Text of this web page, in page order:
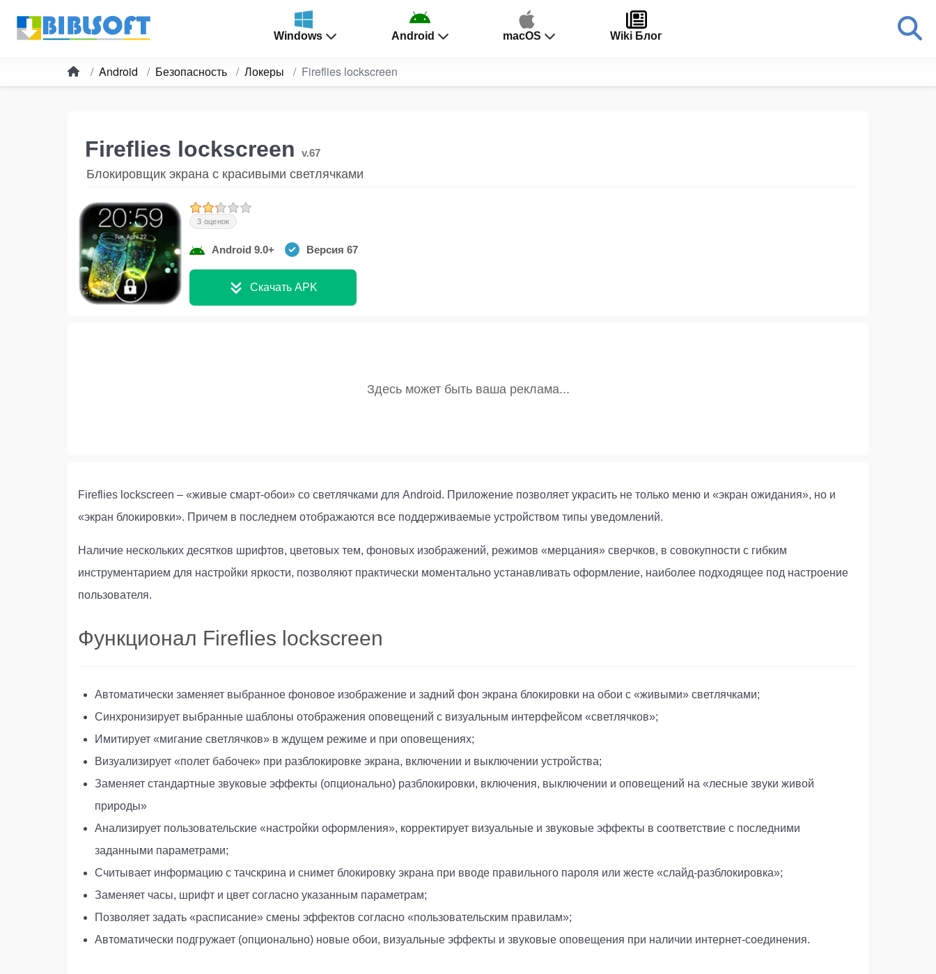
Windows Android macOS Wiki Блог
Android Безопасность Локеры Fireflies lockscreen
Fireflies lockscreen v.67
Блокировщик экрана с красивыми светлячками
3 оценок
Android 9.0+ Версия 67
Скачать APK
Fireflies lockscreen – «живые смарт-обои» со светлячками для Android. Приложение позволяет украсить не только меню и «экран ожидания», но и
«экран блокировки». Причем в последнем отображаются все поддерживаемые устройством типы уведомлений.
Наличие нескольких десятков шрифтов, цветовых тем, фоновых изображений, режимов «мерцания» сверчков, в совокупности с гибким
инструментарием для настройки яркости, позволяют практически моментально устанавливать оформление, наиболее подходящее под настроение
пользователя.
Функционал Fireflies lockscreen
Автоматически заменяет выбранное фоновое изображение и задний фон экрана блокировки на обои с «живыми» светлячками;
Синхронизирует выбранные шаблоны отображения оповещений с визуальным интерфейсом «светлячков»;
Имитирует «мигание светлячков» в ждущем режиме и при оповещениях;
Визуализирует «полет бабочек» при разблокировке экрана, включении и выключении устройства;
Заменяет стандартные звуковые эффекты (опционально) разблокировки, включения, выключении и оповещений на «лесные звуки живой
природы»
Анализирует пользовательские «настройки оформления», корректирует визуальные и звуковые эффекты в соответствие с последними
заданными параметрами;
Считывает информацию с тачскрина и снимет блокировку экрана при вводе правильного пароля или жесте «слайд-разблокировка»;
Заменяет часы, шрифт и цвет согласно указанным параметрам;
Позволяет задать «расписание» смены эффектов согласно «пользовательским правилам»;
Автоматически подгружает (опционально) новые обои, визуальные эффекты и звуковые оповещения при наличии интернет-соединения.